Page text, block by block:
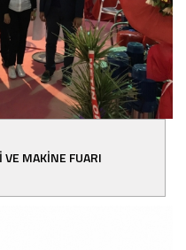
MAKİNE FUARI